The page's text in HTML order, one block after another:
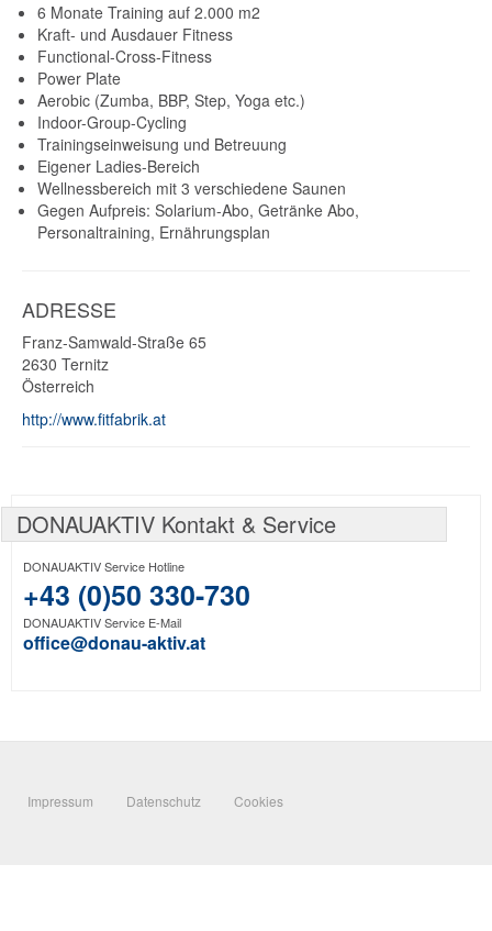
6 Monate Training auf 2.000 m2
Kraft- und Ausdauer Fitness
Functional-Cross-Fitness
Power Plate
Aerobic (Zumba, BBP, Step, Yoga etc.)
Indoor-Group-Cycling
Trainingseinweisung und Betreuung
Eigener Ladies-Bereich
Wellnessbereich mit 3 verschiedene Saunen
Gegen Aufpreis: Solarium-Abo, Getränke Abo,
Personaltraining, Ernährungsplan
ADRESSE
Franz-Samwald-Straße 65
2630 Ternitz
Österreich
http://www.fitfabrik.at
DONAUAKTIV Kontakt & Service
DONAUAKTIV Service Hotline
+43 (0)50 330-730
DONAUAKTIV Service E-Mail
office@donau-aktiv.at
Impressum Datenschutz Cookies